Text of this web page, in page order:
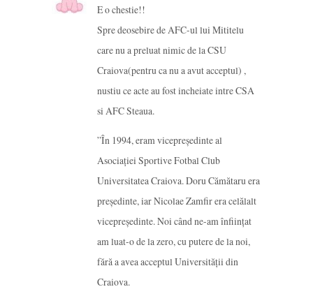
E o chestie!!
Spre deosebire de AFC-ul lui Mititelu
care nu a preluat nimic de la CSU
Craiova(pentru ca nu a avut acceptul) ,
nustiu ce acte au fost incheiate intre CSA
si AFC Steaua.
”În 1994, eram vicepreşedinte al
Asociaţiei Sportive Fotbal Club
Universitatea Craiova. Doru Cămătaru era
preşedinte, iar Nicolae Zamfir era celălalt
vicepreşedinte. Noi când ne-am înfiinţat
am luat-o de la zero, cu putere de la noi,
fără a avea acceptul Universităţii din
Craiova.